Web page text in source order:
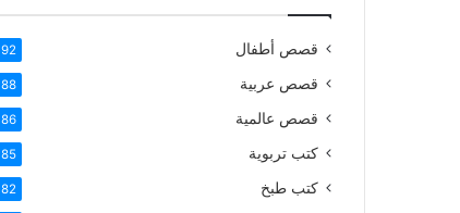
قصص أطفال 92
قصص عربية 88
قصص عالمية 86
كتب تربوية 85
كتب طبخ 82